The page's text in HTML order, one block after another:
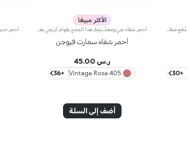
+30
الأكثر مبيعًا
أحمر شفاه سمارت فيوجن
ر.س 45.00
405 Vintage Rose
+36
أضف إلى السلة